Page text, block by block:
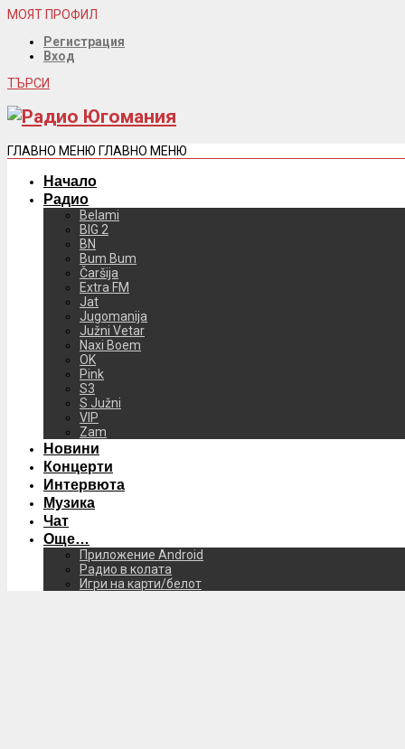
МОЯТ ПРОФИЛ
Регистрация
Вход
ТЪРСИ
ГЛАВНО МЕНЮ ГЛАВНО МЕНЮ
Начало
Радио
Belami
BIG 2
BN
Bum Bum
Čaršija
Extra FM
Jat
Jugomanija
Južni Vetar
Naxi Boem
OK
Pink
S3
S Južni
VIP
Zam
Новини
Концерти
Интервюта
Музика
Чат
Още…
Приложение Android
Радио в колата
Игри на карти/белот